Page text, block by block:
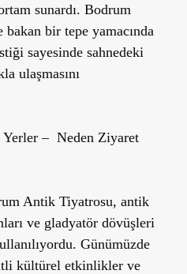
sunardı. Bodrum
bir tepe yamacında
sayesinde sahnedeki
ulaşmasını
– Neden Ziyaret
Antik Tiyatrosu, antik
ve gladyatör dövüşleri
Günümüzde
kültürel etkinlikler ve